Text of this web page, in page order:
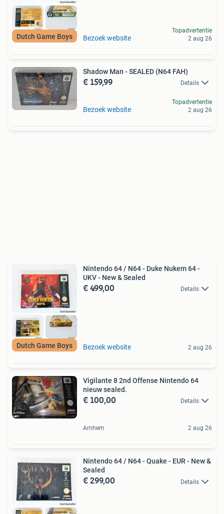
Dutch Game Boys Bezoek website
Topadvertentie
2 aug 26
Shadow Man - SEALED (N64 FAH)
€ 159,99 Details
Bezoek website
Topadvertentie
2 aug 26
Dutch Game Boys
Nintendo 64 / N64 - Duke Nukem 64 -
UKV - New & Sealed
€ 499,00 Details
Bezoek website 2 aug 26
Vigilante 8 2nd Offense Nintendo 64
nieuw sealed.
€ 100,00 Details
Arnhem 2 aug 26
Nintendo 64 / N64 - Quake - EUR - New &
Sealed
€ 299,00 Details